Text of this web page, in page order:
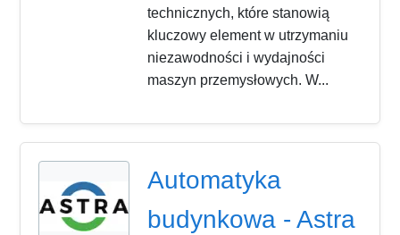
technicznych, które stanowią
kluczowy element w utrzymaniu
niezawodności i wydajności
maszyn przemysłowych. W...
Automatyka
budynkowa - Astra